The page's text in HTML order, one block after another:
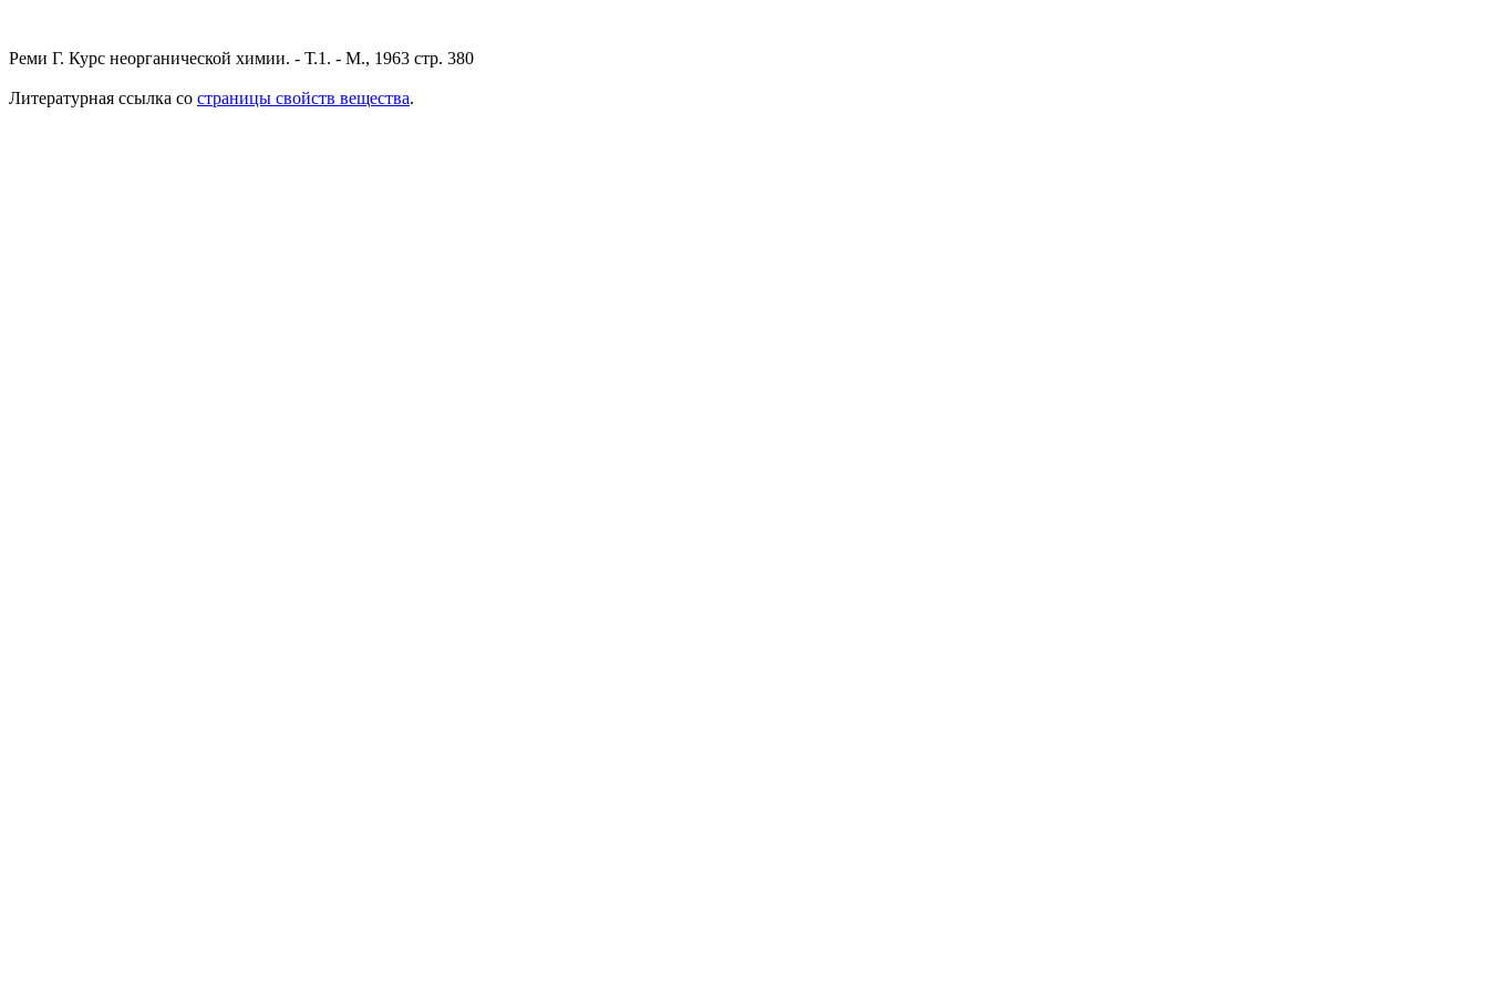
Реми Г. Курс неорганической химии. - Т.1. - М., 1963 стр. 380
Литературная ссылка со страницы свойств вещества.